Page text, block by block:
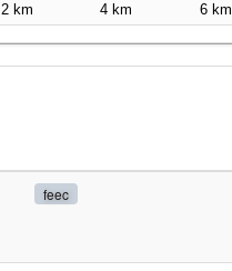
2 km 4 km 6 km
feec